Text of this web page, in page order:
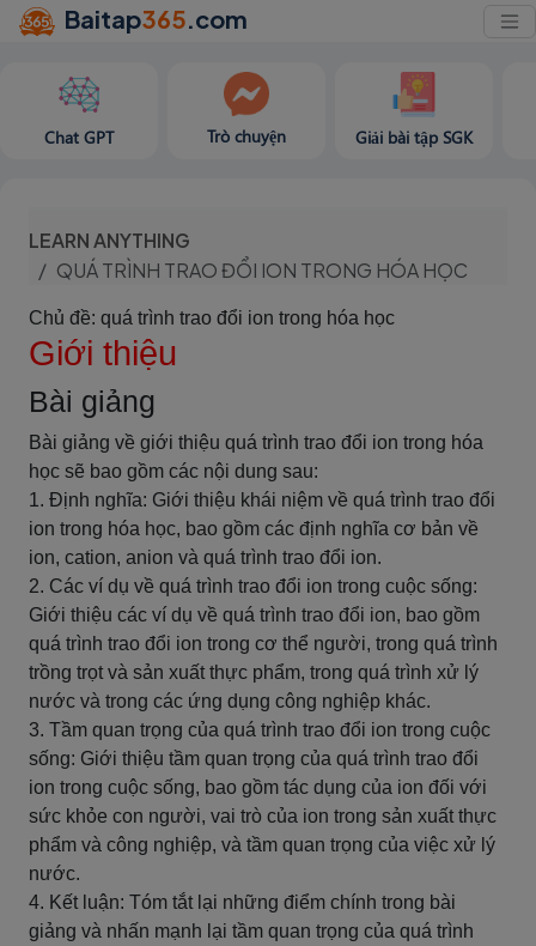
Baitap365.com
Chat GPT Trò chuyện Giải bài tập SGK
LEARN ANYTHING
QUÁ TRÌNH TRAO ĐỔI ION TRONG HÓA HỌC
Chủ đề: quá trình trao đổi ion trong hóa học
Giới thiệu
Bài giảng
Bài giảng về giới thiệu quá trình trao đổi ion trong hóa
học sẽ bao gồm các nội dung sau:
1. Định nghĩa: Giới thiệu khái niệm về quá trình trao đổi
ion trong hóa học, bao gồm các định nghĩa cơ bản về
ion, cation, anion và quá trình trao đổi ion.
2. Các ví dụ về quá trình trao đổi ion trong cuộc sống:
Giới thiệu các ví dụ về quá trình trao đổi ion, bao gồm
quá trình trao đổi ion trong cơ thể người, trong quá trình
trồng trọt và sản xuất thực phẩm, trong quá trình xử lý
nước và trong các ứng dụng công nghiệp khác.
3. Tầm quan trọng của quá trình trao đổi ion trong cuộc
sống: Giới thiệu tầm quan trọng của quá trình trao đổi
ion trong cuộc sống, bao gồm tác dụng của ion đối với
sức khỏe con người, vai trò của ion trong sản xuất thực
phẩm và công nghiệp, và tầm quan trọng của việc xử lý
nước.
4. Kết luận: Tóm tắt lại những điểm chính trong bài
giảng và nhấn mạnh lại tầm quan trọng của quá trình